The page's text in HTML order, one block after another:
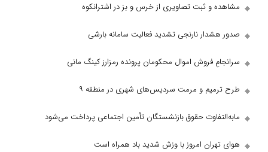
ثبت تصاویری از خرس و بز در اشترانکوه
نارنجی تشدید فعالیت سامانه بارشی
فروش اموال محکومان پرونده رمزارز کینگ مانی
و مرمت سردیس‌های شهری در منطقه ۹
حقوق بازنشستگان تأمین اجتماعی پرداخت می‌شود
امروز با وزش شدید باد همراه است